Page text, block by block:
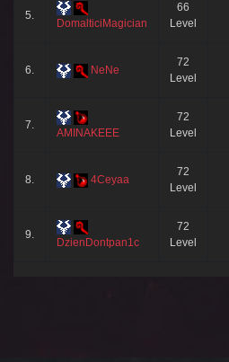
5.
DomalticiMagician
66
Level
6. NeNe
72
Level
7.
AMINAKEEE
72
Level
8. 4Ceyaa
72
Level
9.
DzienDontpan1c
72
Level